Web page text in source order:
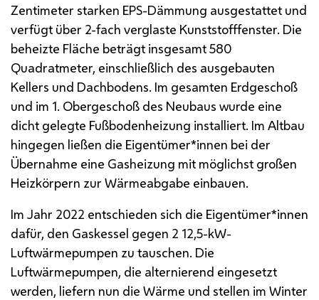
Zentimeter starken EPS-Dämmung ausgestattet und
verfügt über 2-fach verglaste Kunststofffenster. Die
beheizte Fläche beträgt insgesamt 580
Quadratmeter, einschließlich des ausgebauten
Kellers und Dachbodens. Im gesamten Erdgeschoß
und im 1. Obergeschoß des Neubaus wurde eine
dicht gelegte Fußbodenheizung installiert. Im Altbau
hingegen ließen die Eigentümer*innen bei der
Übernahme eine Gasheizung mit möglichst großen
Heizkörpern zur Wärmeabgabe einbauen.
Im Jahr 2022 entschieden sich die Eigentümer*innen
dafür, den Gaskessel gegen 2 12,5-kW-
Luftwärmepumpen zu tauschen. Die
Luftwärmepumpen, die alternierend eingesetzt
werden, liefern nun die Wärme und stellen im Winter